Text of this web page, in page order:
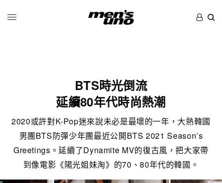
BTS時光倒流
延續80年代時尚熱潮
2020或許對K-Pop迷來說未必是最壞的一年，大熱韓國
男團BTS防彈少年團最近公開BTS 2021 Season’s
Greetings。延續了Dynamite MV的復古風，把大家帶
到像電影《陽光姐妹淘》的70、80年代的韓國。